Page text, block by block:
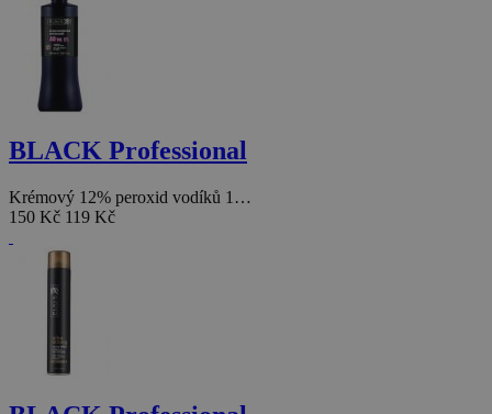
BLACK Professional
Krémový 12% peroxid vodíků 1…
150 Kč 119 Kč